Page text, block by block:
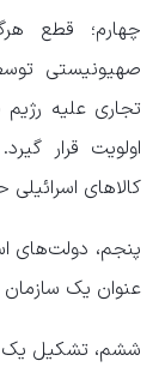
چهارم؛ قطع
صهیونیستی
تجاری علیه
اولویت قرار
کالاهای
پنجم،‌ دولت‌های
عنوان یک
ششم، تشکیل یک